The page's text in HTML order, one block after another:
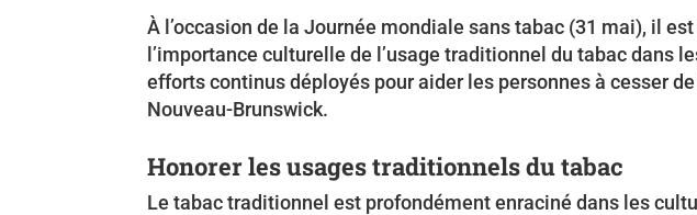
À l’occasion de la Journée mondiale sans tabac (31 mai), il
l’importance culturelle de l’usage traditionnel du tabac dans
efforts continus déployés pour aider les personnes à cesser
Nouveau-Brunswick.
Honorer les usages traditionnels du tabac
Le tabac traditionnel est profondément enraciné dans les